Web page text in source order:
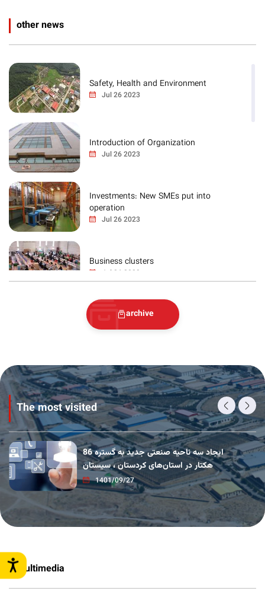
other news
Safety, Health and Environment
Jul 26 2023
Introduction of Organization
Jul 26 2023
Investments: New SMEs put into
operation
Jul 26 2023
Business clusters
Jul 26 2023
Workshop units
Jul 26 2023
Introduction
Jul 26 2023
Electronic services development
Jul 26 2023
Power supply
Jul 26 2023
archive
The most visited
ایجاد سه ناحیه صنعتی جدید به گستره 86
هکتار در استان‌های کردستان ، سیستان
1401/09/27
Multimedia